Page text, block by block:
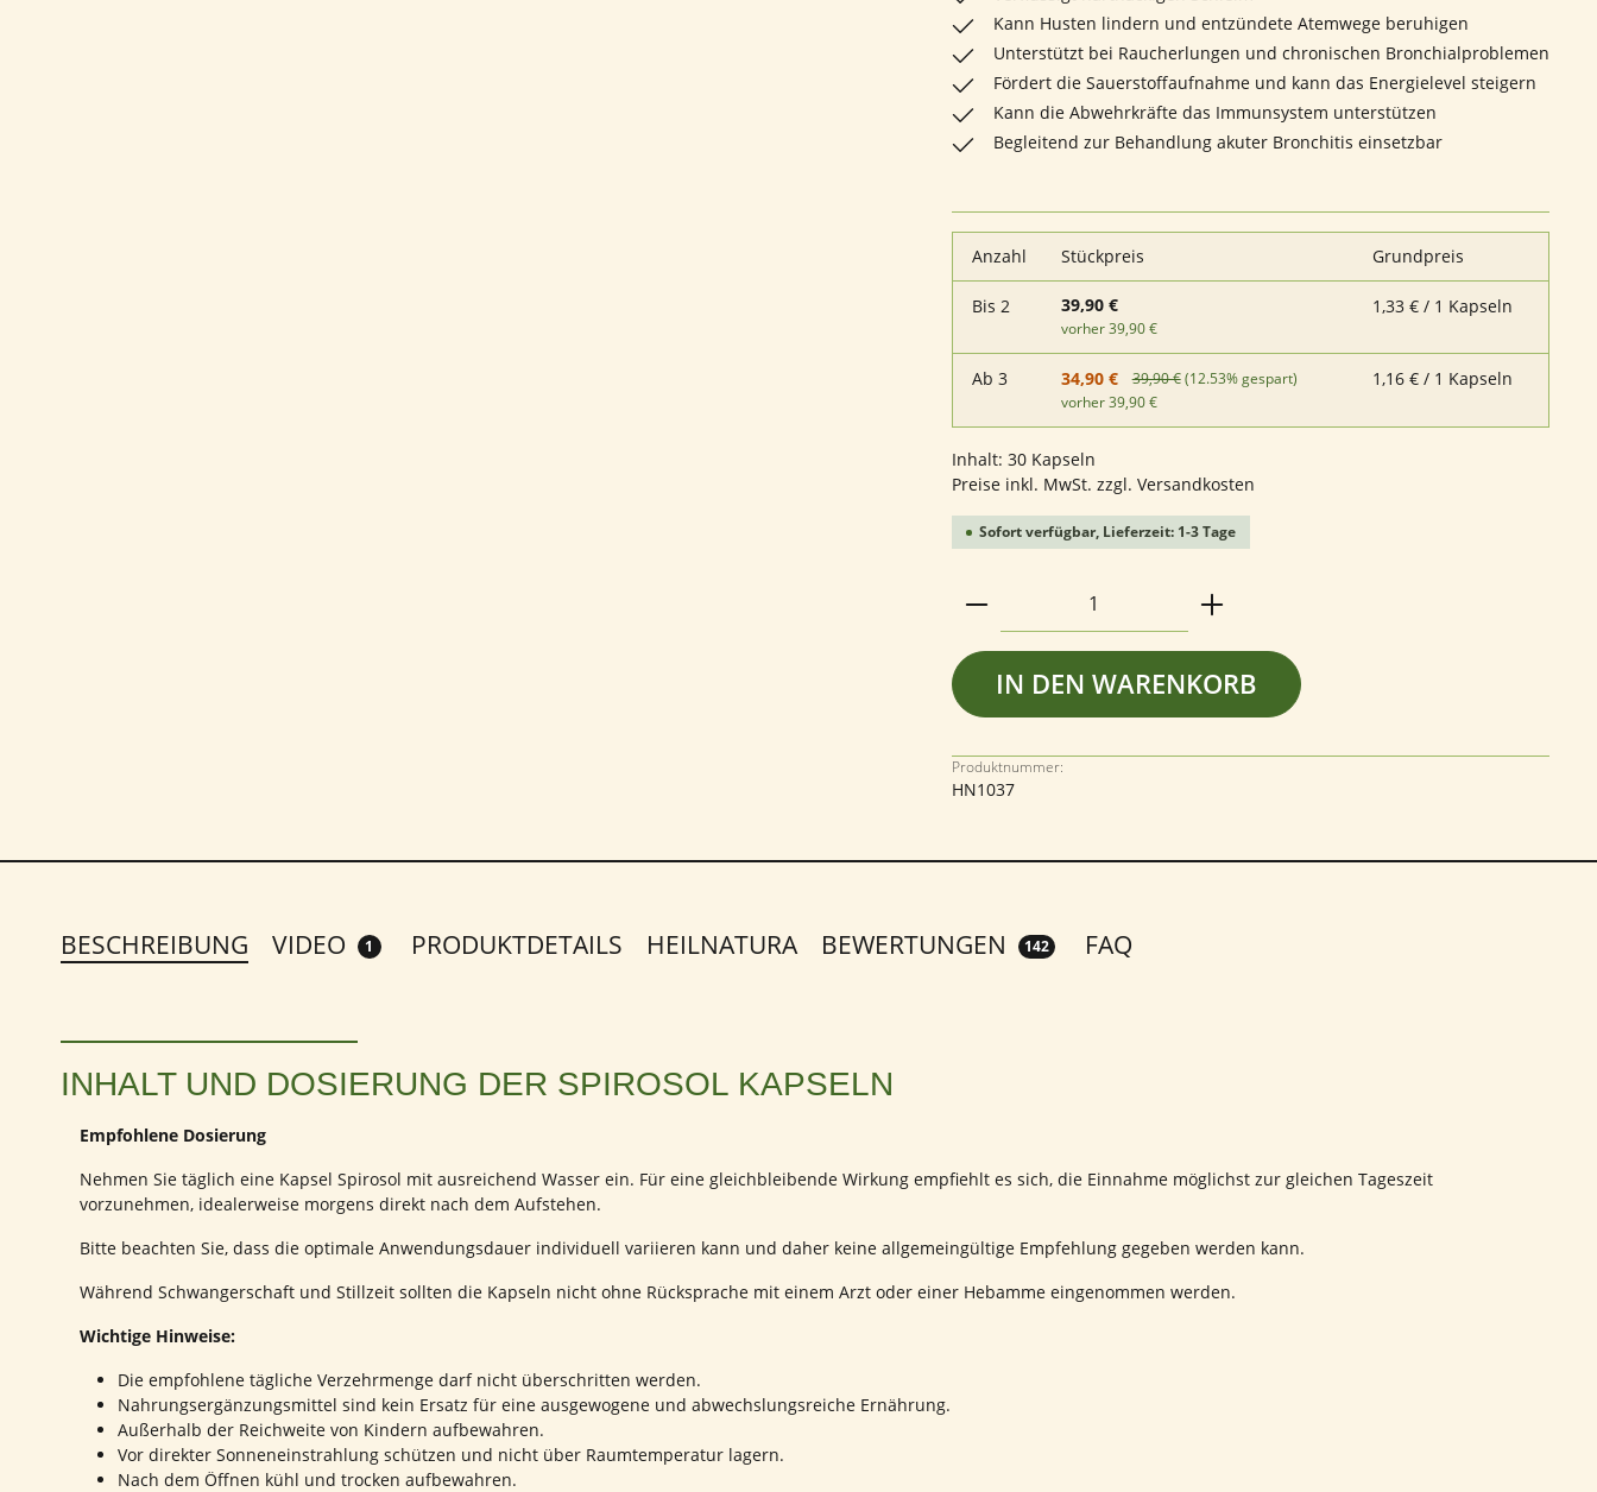
Kann Husten lindern und entzündete Atemwege beruhigen
Unterstützt bei Raucherlungen und chronischen Bronchialproblemen
Fördert die Sauerstoffaufnahme und kann das Energielevel steigern
Kann die Abwehrkräfte das Immunsystem unterstützen
Begleitend zur Behandlung akuter Bronchitis einsetzbar
Anzahl Stückpreis Grundpreis
Bis 2 39,90 €
vorher 39,90 €
1,33 € / 1 Kapseln
Ab 3 34,90 € 39,90 €(12.53% gespart)
vorher 39,90 €
1,16 € / 1 Kapseln
Inhalt: 30 Kapseln
Preise inkl. MwSt. zzgl. Versandkosten
Sofort verfügbar, Lieferzeit: 1-3 Tage
Produkt Anzahl: Gib den gewünschten Wert
IN DEN WARENKORB
Produktnummer:
HN1037
BESCHREIBUNG VIDEO 1 PRODUKTDETAILS HEILNATURA BEWERTUNGEN 142 FAQ
INHALT UND DOSIERUNG DER SPIROSOL KAPSELN
Empfohlene Dosierung
Nehmen Sie täglich eine Kapsel Spirosol mit ausreichend Wasser ein. Für eine gleichbleibende Wirkung empfiehlt es sich, die Einnahme möglichst zur gleichen Tageszeit
vorzunehmen, idealerweise morgens direkt nach dem Aufstehen.
Bitte beachten Sie, dass die optimale Anwendungsdauer individuell variieren kann und daher keine allgemeingültige Empfehlung gegeben werden kann.
Während Schwangerschaft und Stillzeit sollten die Kapseln nicht ohne Rücksprache mit einem Arzt oder einer Hebamme eingenommen werden.
Wichtige Hinweise:
Die empfohlene tägliche Verzehrmenge darf nicht überschritten werden.
Nahrungsergänzungsmittel sind kein Ersatz für eine ausgewogene und abwechslungsreiche Ernährung.
Außerhalb der Reichweite von Kindern aufbewahren.
Vor direkter Sonneneinstrahlung schützen und nicht über Raumtemperatur lagern.
Nach dem Öffnen kühl und trocken aufbewahren.